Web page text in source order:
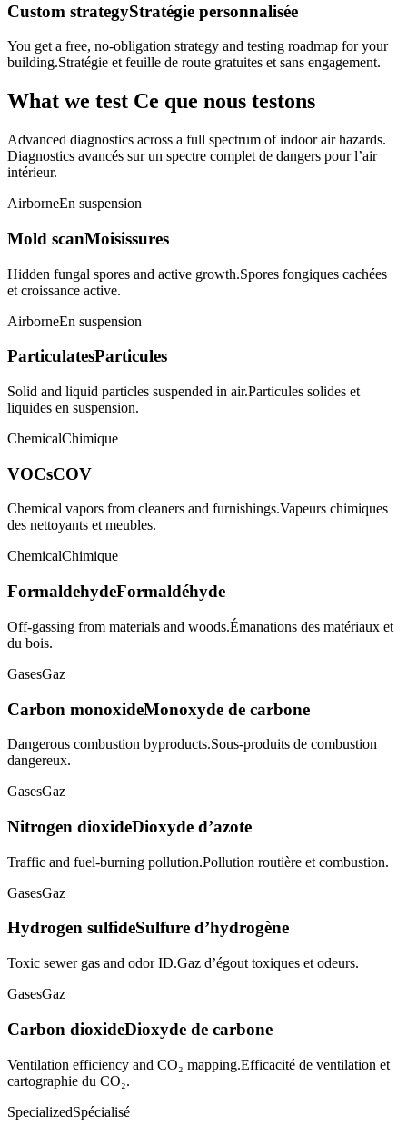
Custom strategyStratégie personnalisée
You get a free, no-obligation strategy and testing roadmap for your
building.Stratégie et feuille de route gratuites et sans engagement.
What we test Ce que nous testons
Advanced diagnostics across a full spectrum of indoor air hazards.
Diagnostics avancés sur un spectre complet de dangers pour l’air
intérieur.
AirborneEn suspension
Mold scanMoisissures
Hidden fungal spores and active growth.Spores fongiques cachées
et croissance active.
AirborneEn suspension
ParticulatesParticules
Solid and liquid particles suspended in air.Particules solides et
liquides en suspension.
ChemicalChimique
VOCsCOV
Chemical vapors from cleaners and furnishings.Vapeurs chimiques
des nettoyants et meubles.
ChemicalChimique
FormaldehydeFormaldéhyde
Off-gassing from materials and woods.Émanations des matériaux et
du bois.
GasesGaz
Carbon monoxideMonoxyde de carbone
Dangerous combustion byproducts.Sous-produits de combustion
dangereux.
GasesGaz
Nitrogen dioxideDioxyde d’azote
Traffic and fuel-burning pollution.Pollution routière et combustion.
GasesGaz
Hydrogen sulfideSulfure d’hydrogène
Toxic sewer gas and odor ID.Gaz d’égout toxiques et odeurs.
GasesGaz
Carbon dioxideDioxyde de carbone
Ventilation efficiency and CO₂ mapping.Efficacité de ventilation et
cartographie du CO₂.
SpecializedSpécialisé